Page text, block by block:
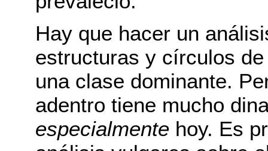
Hay que hacer un
estructuras y círculos
una clase dominante.
adentro tiene mucho
especialmentehoy. Es